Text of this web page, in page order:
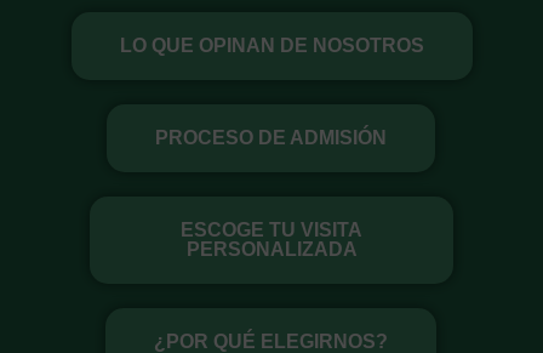
LO QUE OPINAN DE NOSOTROS
PROCESO DE ADMISIÓN
ESCOGE TU VISITA
PERSONALIZADA
¿POR QUÉ ELEGIRNOS?